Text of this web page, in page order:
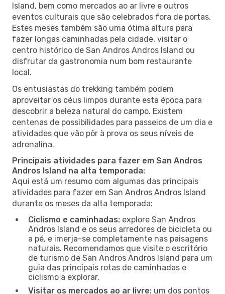
Island, bem como mercados ao ar livre e outros
eventos culturais que são celebrados fora de portas.
Estes meses também são uma ótima altura para
fazer longas caminhadas pela cidade, visitar o
centro histórico de San Andros Andros Island ou
disfrutar da gastronomia num bom restaurante
local.
Os entusiastas do trekking também podem
aproveitar os céus limpos durante esta época para
descobrir a beleza natural do campo. Existem
centenas de possibilidades para passeios de um dia e
atividades que vão pôr à prova os seus níveis de
adrenalina.
Principais atividades para fazer em San Andros
Andros Island na alta temporada:
Aqui está um resumo com algumas das principais
atividades para fazer em San Andros Andros Island
durante os meses da alta temporada:
Ciclismo e caminhadas: explore San Andros
Andros Island e os seus arredores de bicicleta ou
a pé, e imerja-se completamente nas paisagens
naturais. Recomendamos que visite o escritório
de turismo de San Andros Andros Island para um
guia das principais rotas de caminhadas e
ciclismo a explorar.
Visitar os mercados ao ar livre: um dos pontos